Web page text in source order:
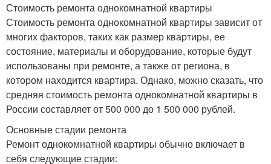
Стоимость ремонта однокомнатной квартиры
Стоимость ремонта однокомнатной квартиры зависит от
многих факторов, таких как размер квартиры, ее
состояние, материалы и оборудование, которые будут
использованы при ремонте, а также от региона, в
котором находится квартира. Однако, можно сказать, что
средняя стоимость ремонта однокомнатной квартиры в
России составляет от 500 000 до 1 500 000 рублей.
Основные стадии ремонта
Ремонт однокомнатной квартиры обычно включает в
себя следующие стадии: